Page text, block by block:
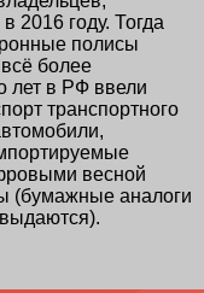
2016 году. Тогда
полисы
более
лет в РФ ввели
транспортного
весной
(бумажные аналоги